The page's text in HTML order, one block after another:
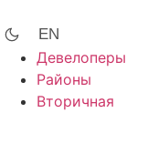
к
содержимому
EN
Девелоперы
Районы
Вторичная